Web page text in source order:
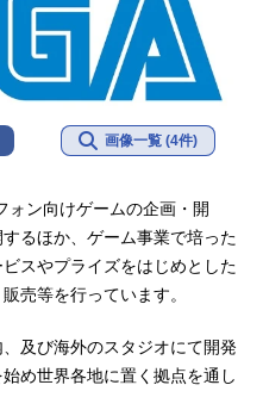
画像一覧 (4件)
ォン向けゲームの企画・開
るほか、ゲーム事業で培った
スやプライズをはじめとした
売等を行っています。
及び海外のスタジオにて開発
め世界各地に置く拠点を通し